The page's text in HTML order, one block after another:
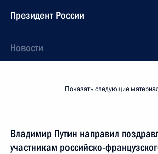
Президент России
Новости
Показать следующие
Владимир Путин направил
участникам российско-